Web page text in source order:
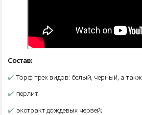
Состав:
✔️ Торф трех видов: белый, черный, а
✔️ перлит;
✔️ экстракт дождевых червей;